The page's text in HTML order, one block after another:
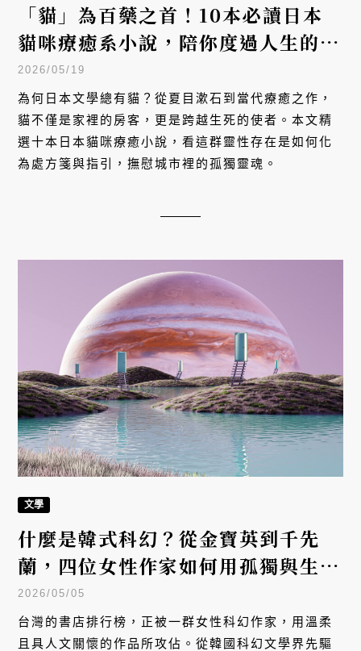
「貓」為百藥之首！10本必讀日本
貓咪療癒系小說，陪你度過人生的失
重時刻
2026/05/19
為何日本文學總有貓？從夏目漱石到當代療癒之作，
貓不僅是家裡的房客，更是跨越生死的使者。本文精
選十本日本貓咪療癒小說，看這群靈性存在是如何化
為處方箋與指引，撫慰城市裡的孤獨靈魂。
文學
什麼是韓式科幻？從金寶英到千先
蘭，四位女性作家如何用孤獨與生態
重新定義科幻小說
2026/05/05
台灣的書店排行榜，正被一群女性科幻作家，用溫柔
且具人文關懷的作品所攻佔。從韓國科幻文學界先驅